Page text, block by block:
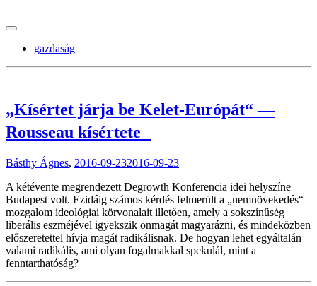
gazdaság
„Kísértet járja be Kelet-Európát“ —
Rousseau kísértete
Básthy Ágnes, 2016-09-232016-09-23
A kétévente megrendezett Degrowth Konferencia idei helyszíne
Budapest volt. Ezidáig számos kérdés felmerült a „nemnövekedés“
mozgalom ideológiai körvonalait illetően, amely a sokszínűség
liberális eszméjével igyekszik önmagát magyarázni, és mindeközben
előszeretettel hívja magát radikálisnak. De hogyan lehet egyáltalán
valami radikális, ami olyan fogalmakkal spekulál, mint a
fenntarthatóság?